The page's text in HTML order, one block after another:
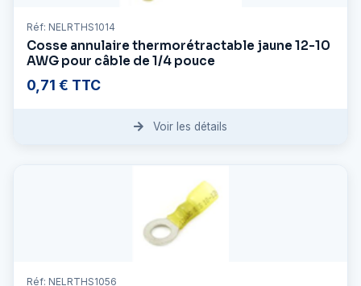
Réf: NELRTHS1014
Cosse annulaire thermorétractable jaune 12-10
AWG pour câble de 1/4 pouce
0,71 € TTC
Voir les détails
Réf: NELRTHS1056